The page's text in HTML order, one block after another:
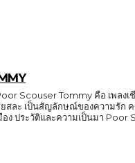
Scouser Tommy คือ เพลงเ
ยสละ เป็นสัญลักษณ์ของความรัก
ง ประวัติและความเป็นมา Poor